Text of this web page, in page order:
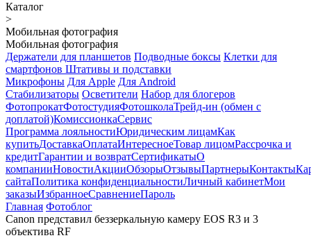
Каталог
>
Мобильная фотография
Мобильная фотография
Держатели для планшетов Подводные боксы Клетки для
смартфонов Штативы и подставки
Микрофоны Для Apple Для Android
Стабилизаторы Осветители Набор для блогеров
ФотопрокатФотостудияФотошколаТрейд-ин (обмен с
доплатой)КомиссионкаСервис
Программа лояльностиЮридическим лицамКак
купитьДоставкаОплатаИнтересноеТовар лицомРассрочка и
кредитГарантии и возвратСертификатыО
компанииНовостиАкцииОбзорыОтзывыПартнерыКонтакты
сайтаПолитика конфиденциальностиЛичный кабинетМои
заказыИзбранноеСравнениеПароль
Главная Фотоблог
Canon представил беззеркальную камеру EOS R3 и 3
объектива RF